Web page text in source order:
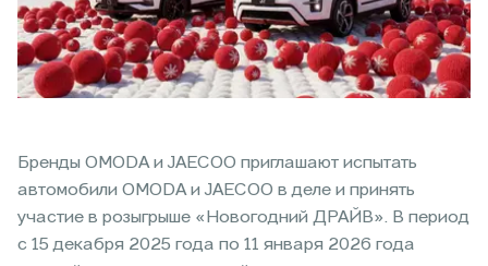
Бренды OMODA и JAECOO приглашают испытать
автомобили OMODA и JAECOO в деле и принять
участие в розыгрыше «Новогодний ДРАЙВ». В период
с 15 декабря 2025 года по 11 января 2026 года